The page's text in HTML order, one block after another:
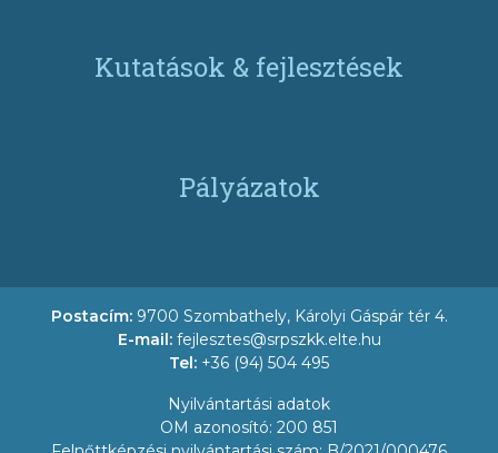
Kutatások & fejlesztések
Pályázatok
Postacím: 9700 Szombathely, Károlyi Gáspár tér 4.
E-mail: fejlesztes@srpszkk.elte.hu
Tel: +36 (94) 504 495
Nyilvántartási adatok
OM azonosító: 200 851